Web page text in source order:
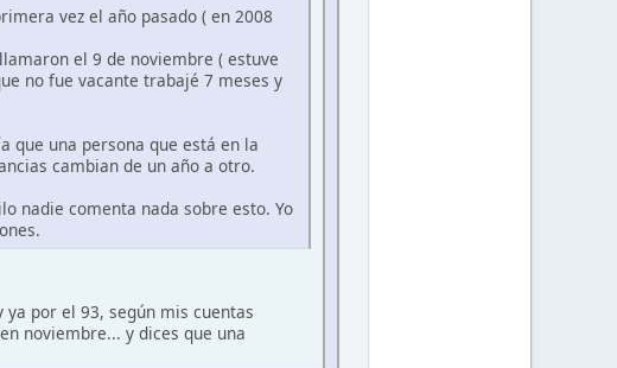
vez el año pasado ( en 2008
el 9 de noviembre ( estuve
no fue vacante trabajé 7 meses y
que una persona que está en la
cambian de un año a otro.
nadie comenta nada sobre esto. Yo
por el 93, según mis cuentas
noviembre... y dices que una